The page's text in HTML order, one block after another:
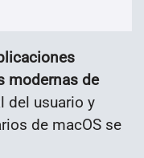
modernas de
del usuario y
de macOS se